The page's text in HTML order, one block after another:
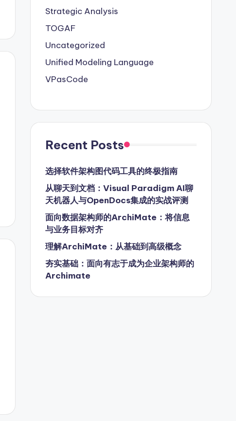
Strategic Analysis
TOGAF
Uncategorized
Unified Modeling Language
VPasCode
Recent Posts
选择软件架构图代码工具的终极指南
从聊天到文档：Visual Paradigm AI聊
天机器人与OpenDocs集成的实战评测
面向数据架构师的ArchiMate：将信息
与业务目标对齐
理解ArchiMate：从基础到高级概念
夯实基础：面向有志于成为企业架构师的
Archimate